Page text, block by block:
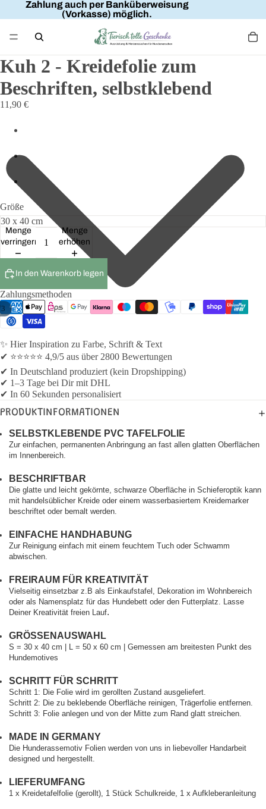
Zahlung auch per Banküberweisung
(Vorkasse) möglich.
3
Kuh 2 - Kreidefolie zum
Beschriften, selbstklebend
11,90 €
Größe
Menge
verringern
Menge
erhöhen
In den Warenkorb legen
Zahlungsmethoden
✨ Hier Inspiration zu Farbe, Schrift & Text
✔ ⭐⭐⭐⭐⭐ 4,9/5 aus über 2800 Bewertungen
✔ In Deutschland produziert (kein Dropshipping)
✔ 1–3 Tage bei Dir mit DHL
✔ In 60 Sekunden personalisiert
PRODUKTINFORMATIONEN
SELBSTKLEBENDE PVC TAFELFOLIE
Zur einfachen, permanenten Anbringung an fast allen glatten Oberflächen
im Innenbereich.
BESCHRIFTBAR
Die glatte und leicht gekörnte, schwarze Oberfläche in Schieferoptik kann
mit handelsüblicher Kreide oder einem wasserbasiertem Kreidemarker
beschriftet oder bemalt werden.
EINFACHE HANDHABUNG
Zur Reinigung einfach mit einem feuchtem Tuch oder Schwamm
abwischen.
FREIRAUM FÜR KREATIVITÄT
Vielseitig einsetzbar z.B als Einkaufstafel, Dekoration im Wohnbereich
oder als Namensplatz für das Hundebett oder den Futterplatz. Lasse
Deiner Kreativität freien Lauf.
GRÖSSENAUSWAHL
S = 30 x 40 cm | L = 50 x 60 cm | Gemessen am breitesten Punkt des
Hundemotives
SCHRITT FÜR SCHRITT
Schritt 1: Die Folie wird im gerollten Zustand ausgeliefert.
Schritt 2: Die zu beklebende Oberfläche reinigen, Trägerfolie entfernen.
Schritt 3: Folie anlegen und von der Mitte zum Rand glatt streichen.
MADE IN GERMANY
Die Hunderassemotiv Folien werden von uns in liebevoller Handarbeit
designed und hergestellt.
LIEFERUMFANG
1 x Kreidetafelfolie (gerollt), 1 Stück Schulkreide, 1 x Aufkleberanleitung